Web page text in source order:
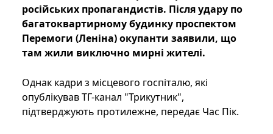
російських пропагандистів. Після удару по
багатоквартирному будинку проспектом
Перемоги (Леніна) окупанти заявили, що
там жили виключно мирні жителі.
Однак кадри з місцевого госпіталю, які
опублікував ТГ-канал "Трикутник",
підтверджують протилежне, передає Час Пік.